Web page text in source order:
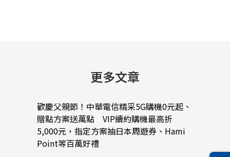
更多文章
歡慶父親節！中華電信精采5G購機0元起、
贈點方案送萬點 VIP續約購機最高折
5,000元，指定方案抽日本周遊券、Hami
Point等百萬好禮
2026/